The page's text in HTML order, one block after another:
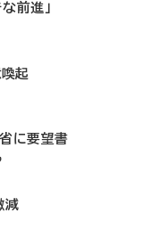
前進」
起
に要望書
減